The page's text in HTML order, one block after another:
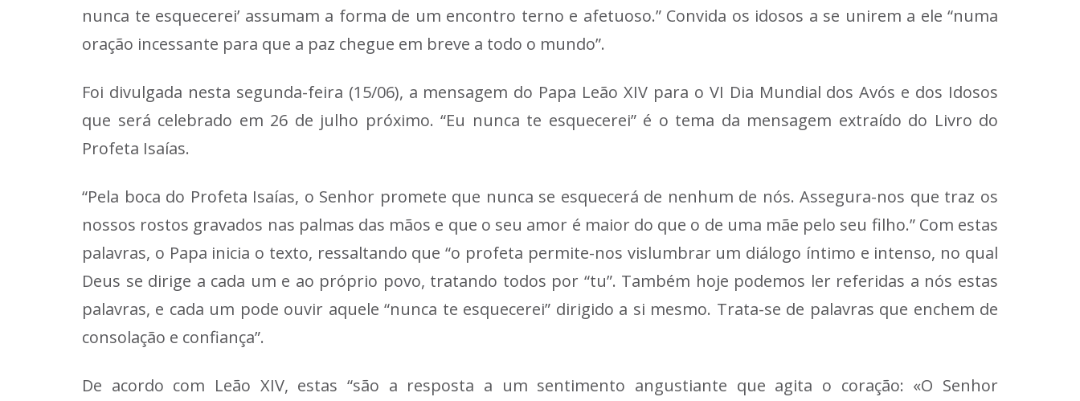
nunca te esquecerei’ assumam a forma de um encontro terno e afetuoso.” Convida os idosos a se unirem a ele “numa
oração incessante para que a paz chegue em breve a todo o mundo”.
Foi divulgada nesta segunda-feira (15/06), a mensagem do Papa Leão XIV para o VI Dia Mundial dos Avós e dos Idosos
que será celebrado em 26 de julho próximo. “Eu nunca te esquecerei” é o tema da mensagem extraído do Livro do
Profeta Isaías.
“Pela boca do Profeta Isaías, o Senhor promete que nunca se esquecerá de nenhum de nós. Assegura-nos que traz os
nossos rostos gravados nas palmas das mãos e que o seu amor é maior do que o de uma mãe pelo seu filho.” Com estas
palavras, o Papa inicia o texto, ressaltando que “o profeta permite-nos vislumbrar um diálogo íntimo e intenso, no qual
Deus se dirige a cada um e ao próprio povo, tratando todos por “tu”. Também hoje podemos ler referidas a nós estas
palavras, e cada um pode ouvir aquele “nunca te esquecerei” dirigido a si mesmo. Trata-se de palavras que enchem de
consolação e confiança”.
De acordo com Leão XIV, estas “são a resposta a um sentimento angustiante que agita o coração: «O Senhor